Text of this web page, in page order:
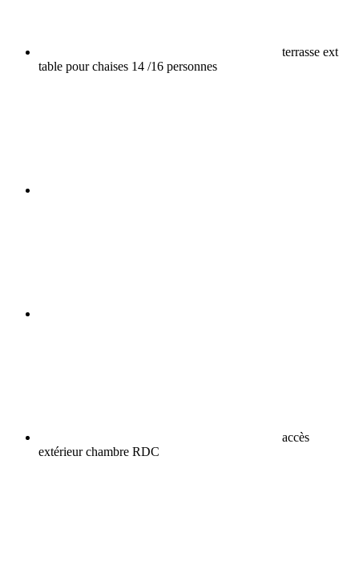
terrasse ext
table pour chaises 14 /16 personnes
accès
extérieur chambre RDC